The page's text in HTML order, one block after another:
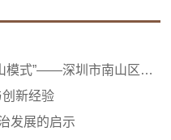
”——深圳市南山区和谐...
新经验
发展的启示